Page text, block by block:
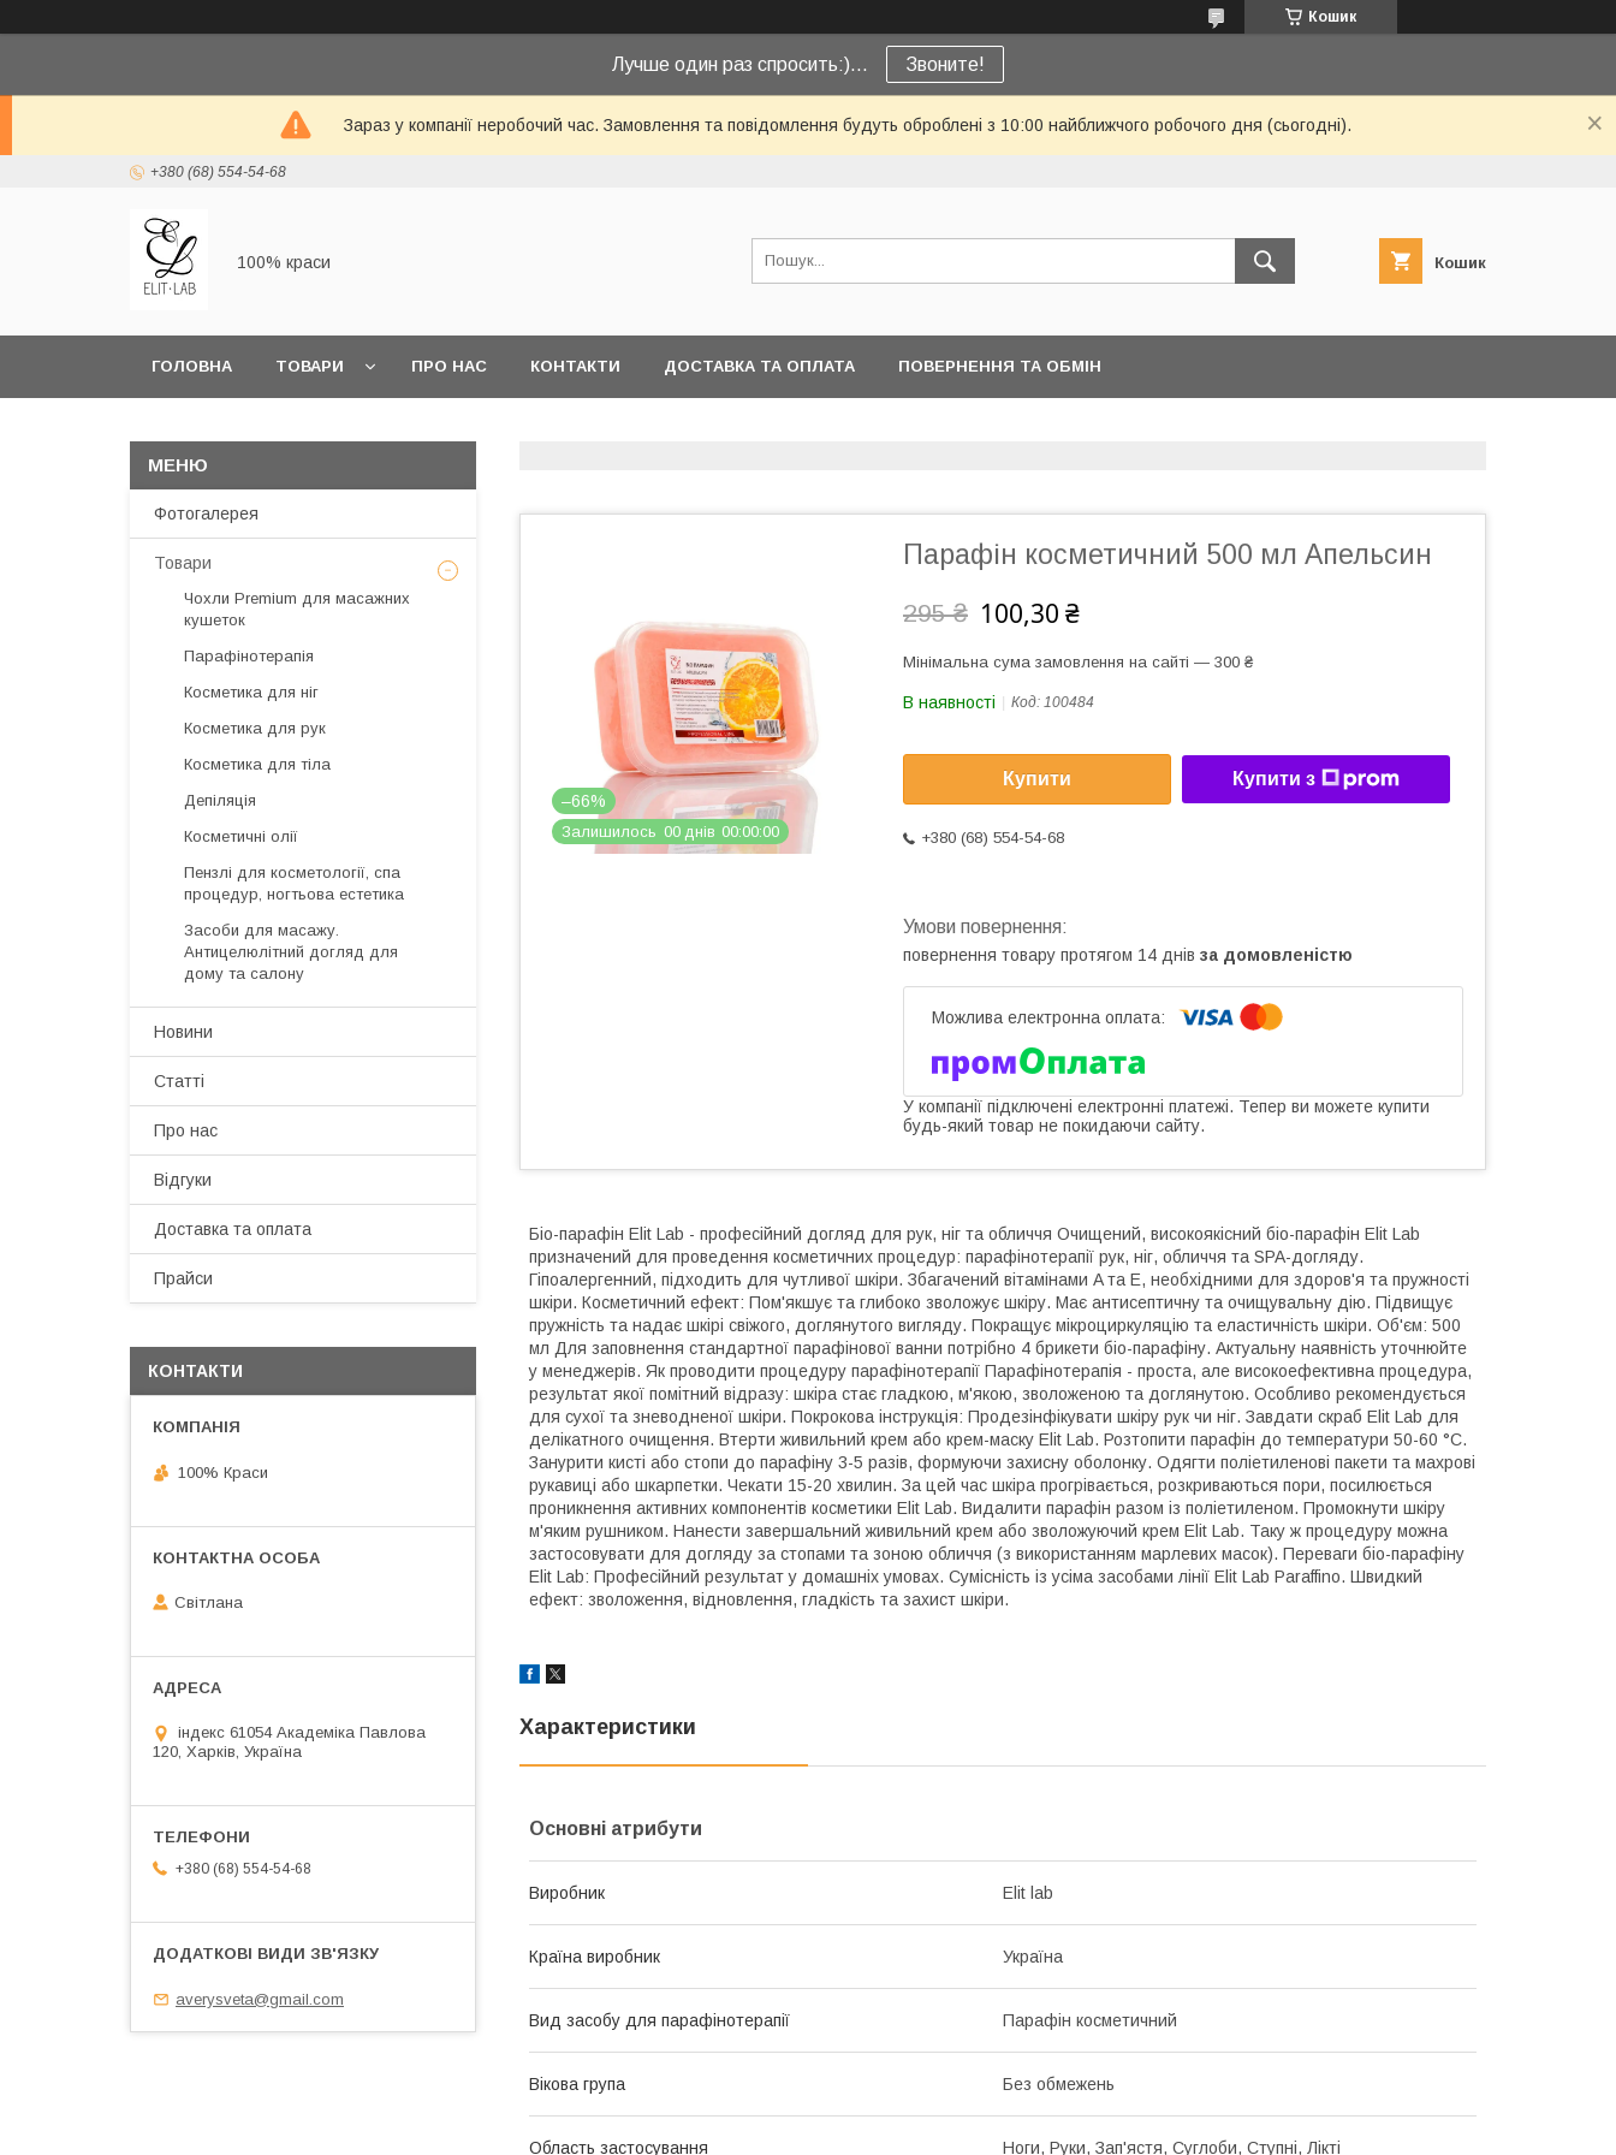
Кошик
Лучше один раз спросить:)... Звоните!
Зараз у компанії неробочий час. Замовлення та повідомлення будуть оброблені з 10:00 найближчого робочого дня (сьогодні).
+380 (68) 554-54-68
100% краси Кошик
ГОЛОВНА ТОВАРИ ПРО НАС КОНТАКТИ ДОСТАВКА ТА ОПЛАТА ПОВЕРНЕННЯ ТА ОБМІН
–66%
Залишилось 00 днів 00 00 00
Парафін косметичний 500 мл Апельсин
295 ₴ 100,30 ₴
Мінімальна сума замовлення на сайті — 300 ₴
В наявності Код: 100484
Купити Купити з
+380 (68) 554-54-68
повернення товару протягом 14 днів за домовленістю
У компанії підключені електронні платежі. Тепер ви можете купити
будь-який товар не покидаючи сайту.
Біо-парафін Elit Lab - професійний догляд для рук, ніг та обличчя Очищений, високоякісний біо-парафін Elit Lab
призначений для проведення косметичних процедур: парафінотерапії рук, ніг, обличчя та SPA-догляду.
Гіпоалергенний, підходить для чутливої ​​шкіри. Збагачений вітамінами A та E, необхідними для здоров'я та пружності
шкіри. Косметичний ефект: Пом'якшує та глибоко зволожує шкіру. Має антисептичну та очищувальну дію. Підвищує
пружність та надає шкірі свіжого, доглянутого вигляду. Покращує мікроциркуляцію та еластичність шкіри. Об'єм: 500
мл Для заповнення стандартної парафінової ванни потрібно 4 брикети біо-парафіну. Актуальну наявність уточнюйте
у менеджерів. Як проводити процедуру парафінотерапії Парафінотерапія - проста, але високоефективна процедура,
результат якої помітний відразу: шкіра стає гладкою, м'якою, зволоженою та доглянутою. Особливо рекомендується
для сухої та зневодненої шкіри. Покрокова інструкція: Продезінфікувати шкіру рук чи ніг. Завдати скраб Elit Lab для
делікатного очищення. Втерти живильний крем або крем-маску Elit Lab. Розтопити парафін до температури 50-60 °C.
Занурити кисті або стопи до парафіну 3-5 разів, формуючи захисну оболонку. Одягти поліетиленові пакети та махрові
рукавиці або шкарпетки. Чекати 15-20 хвилин. За цей час шкіра прогрівається, розкриваються пори, посилюється
проникнення активних компонентів косметики Elit Lab. Видалити парафін разом із поліетиленом. Промокнути шкіру
м'яким рушником. Нанести завершальний живильний крем або зволожуючий крем Elit Lab. Таку ж процедуру можна
застосовувати для догляду за стопами та зоною обличчя (з використанням марлевих масок). Переваги біо-парафіну
Elit Lab: Професійний результат у домашніх умовах. Сумісність із усіма засобами лінії Elit Lab Paraffino. Швидкий
ефект: зволоження, відновлення, гладкість та захист шкіри.
Характеристики
Основні атрибути
Виробник Elit lab
Країна виробник Україна
Вид засобу для парафінотерапії Парафін косметичний
Вікова група Без обмежень
Область застосування Ноги, Руки, Зап'ястя, Суглоби, Ступні, Лікті
Фотогалерея
Товари
Чохли Premium для масажних
кушеток
Парафінотерапія
Косметика для ніг
Косметика для рук
Косметика для тіла
Депіляція
Косметичні олії
Пензлі для косметології, спа
процедур, ногтьова естетика
Засоби для масажу.
Антицелюлітний догляд для
дому та салону
Новини
Статті
Про нас
Відгуки
Доставка та оплата
Прайси
КОНТАКТИ
100% Краси
Світлана
індекс 61054 Академіка Павлова
120, Харків, Україна
+380 (68) 554-54-68
averysveta@gmail.com